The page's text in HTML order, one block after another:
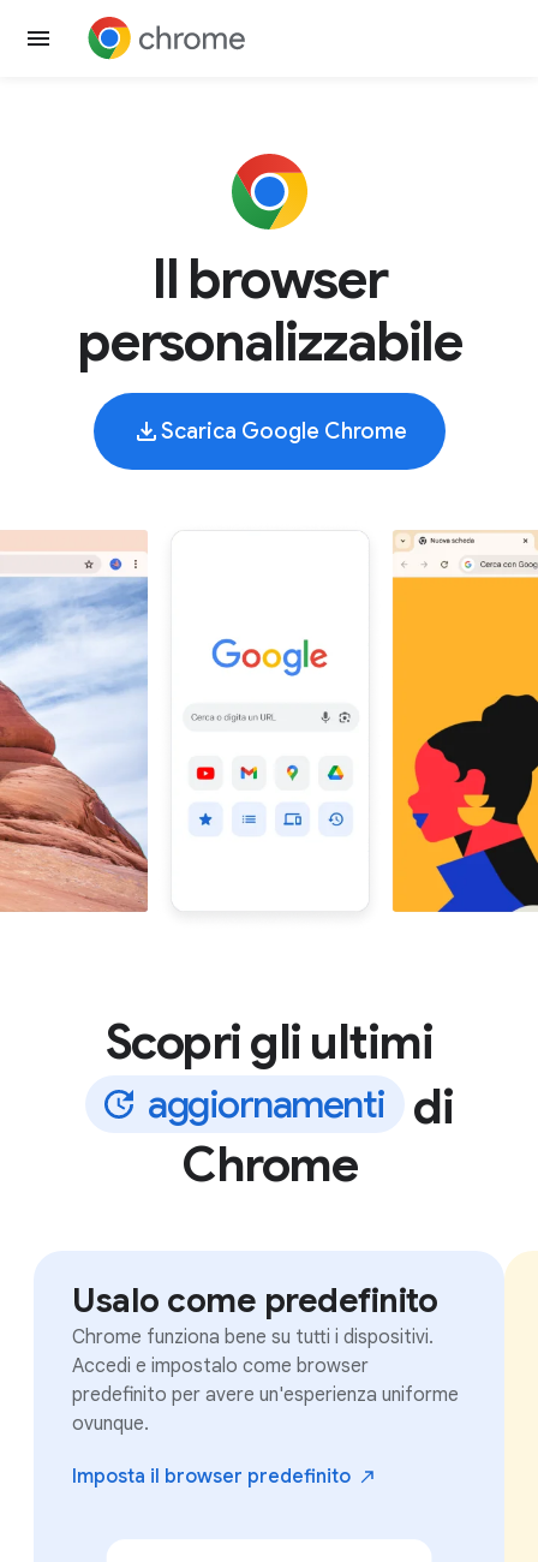
Il browser
personalizzabile
Scarica Google Chrome
Scopri gli ultimi
aggiornamenti
di
Chrome
Usalo come predefinito
Chrome funziona bene su tutti i dispositivi.
Accedi e impostalo come browser
predefinito per avere un'esperienza uniforme
ovunque.
Imposta il browser predefinito